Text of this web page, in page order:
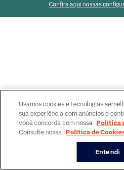
Confira aqui nossas
Usamos cookies e tecnologias
sua experiência com anúncios e
você concorda com nossa Política
Consulte nossa Política de
Entendi